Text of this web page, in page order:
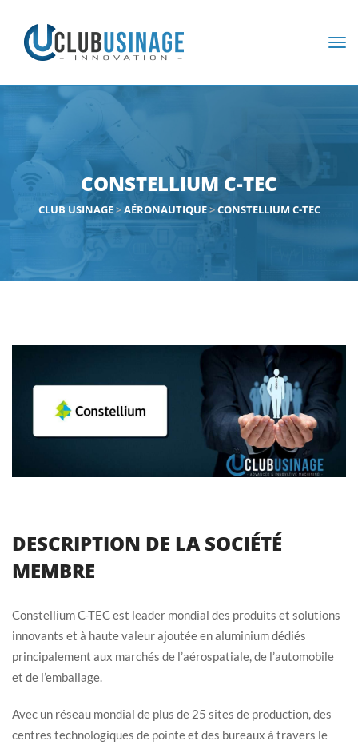
CONSTELLIUM C-TEC
CLUB USINAGE>AÉRONAUTIQUE>CONSTELLIUM C-TEC
DESCRIPTION DE LA SOCIÉTÉ
MEMBRE
Constellium C-TEC est leader mondial des produits et solutions
innovants et à haute valeur ajoutée en aluminium dédiés
principalement aux marchés de l’aérospatiale, de l’automobile
et de l’emballage.
Avec un réseau mondial de plus de 25 sites de production, des
centres technologiques de pointe et des bureaux à travers le